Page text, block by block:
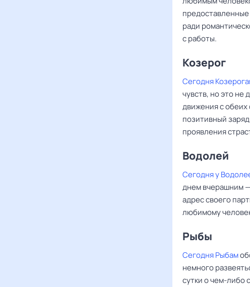
ради
с работы.
Козерог
Сегодня
чувств, но это не
движения с
позитивный
проявления
Водолей
Сегодня у
днем вчерашним
адрес своего
любимому
Рыбы ‌‌
Сегодня Рыбам
немного
сутки о чем-либо